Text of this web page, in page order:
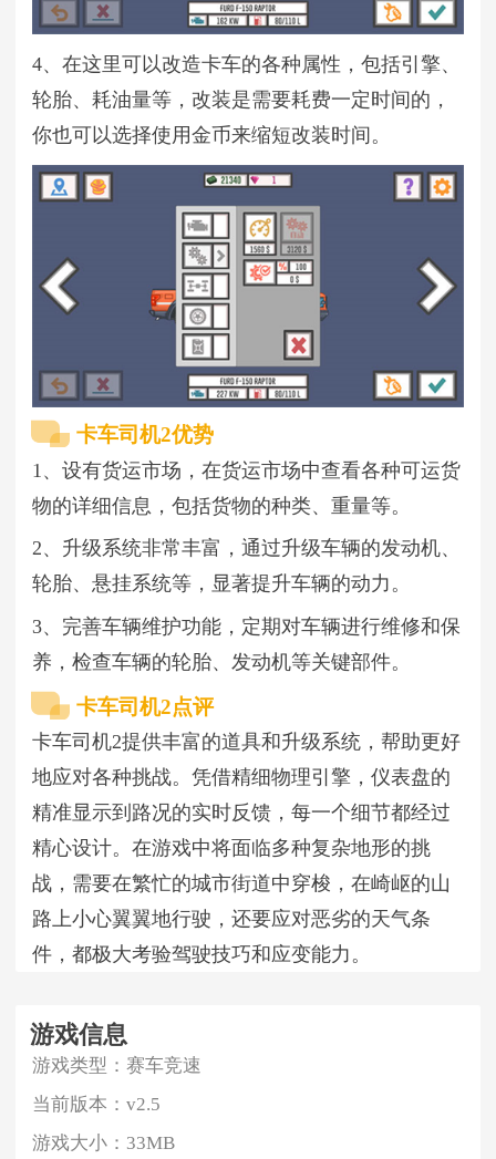
4、在这里可以改造卡车的各种属性，包括引擎、
轮胎、耗油量等，改装是需要耗费一定时间的，
你也可以选择使用金币来缩短改装时间。
卡车司机2优势
1、设有货运市场，在货运市场中查看各种可运货
物的详细信息，包括货物的种类、重量等。
2、升级系统非常丰富，通过升级车辆的发动机、
轮胎、悬挂系统等，显著提升车辆的动力。
3、完善车辆维护功能，定期对车辆进行维修和保
养，检查车辆的轮胎、发动机等关键部件。
卡车司机2点评
卡车司机2提供丰富的道具和升级系统，帮助更好
地应对各种挑战。凭借精细物理引擎，仪表盘的
精准显示到路况的实时反馈，每一个细节都经过
精心设计。在游戏中将面临多种复杂地形的挑
战，需要在繁忙的城市街道中穿梭，在崎岖的山
路上小心翼翼地行驶，还要应对恶劣的天气条
件，都极大考验驾驶技巧和应变能力。
游戏信息
游戏类型：赛车竞速
当前版本：v2.5
游戏大小： 33MB